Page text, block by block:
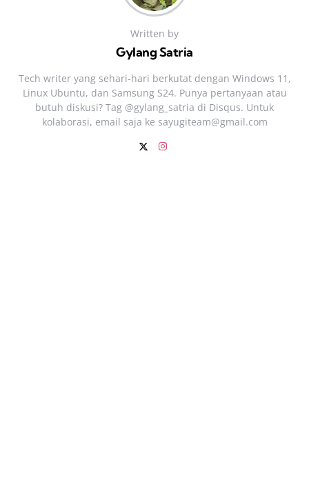
Written by
Gylang Satria
Tech writer yang sehari‑hari berkutat dengan Windows 11,
Linux Ubuntu, dan Samsung S24. Punya pertanyaan atau
butuh diskusi? Tag @gylang_satria di Disqus. Untuk
kolaborasi, email saja ke sayugiteam@gmail.com